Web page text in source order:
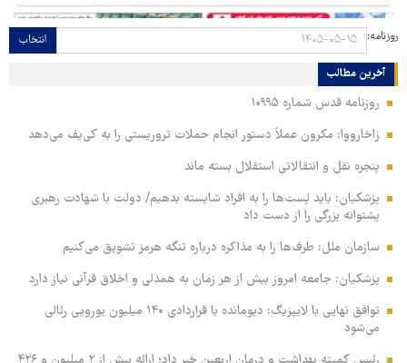
روزنامه: انتخاب
آخرین مطالب
روزنامه قدس شماره ۱۰۹۹۵
زاخارووا: مکرون عملاً دستور انجام حملات تروریستی را به کی‌یف می‌دهد
پنجره‌ نقل و انتقالاتی استقلال بسته ماند
پزشکیان: باید پُست‌ها را به افراد شایسته بدهیم/ دولت با شهادت رهبری
پشتوانه بزرگی را از دست داد
سازمان ملل: طرف‌ها را به مذاکره درباره تنگه هرمز تشویق می‌کنیم
پزشکیان: جامعه امروز بیش از هر زمان به همدلی و اخلاق قرآنی نیاز دارد
توافق نهایی با لایپزیگ: دیومانده با قراردادی ۱۴۰ میلیون یورویی رئالی
می‌شود